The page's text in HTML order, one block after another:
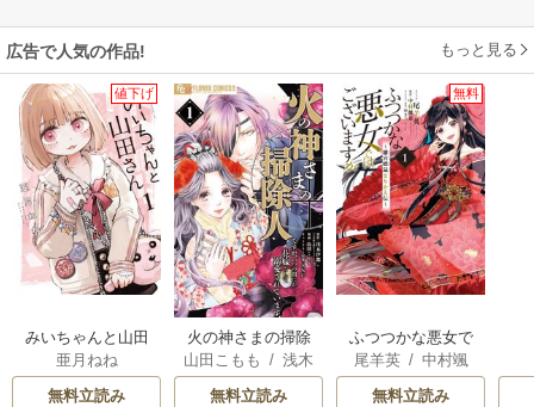
広告で人気の作品! もっと見る
値下げ
みいちゃんと山田
さん
亜月ねね
無料立読み
火の神さまの掃除
人ですが、いつの
間にか花嫁として
山田こもも /浅木
伊都/SNC
無料立読み
無料
ふつつかな悪女で
はございますが ～
雛宮蝶鼠とりかえ
尾羊英/ 中村颯
希/ゆき哉
無料立読み